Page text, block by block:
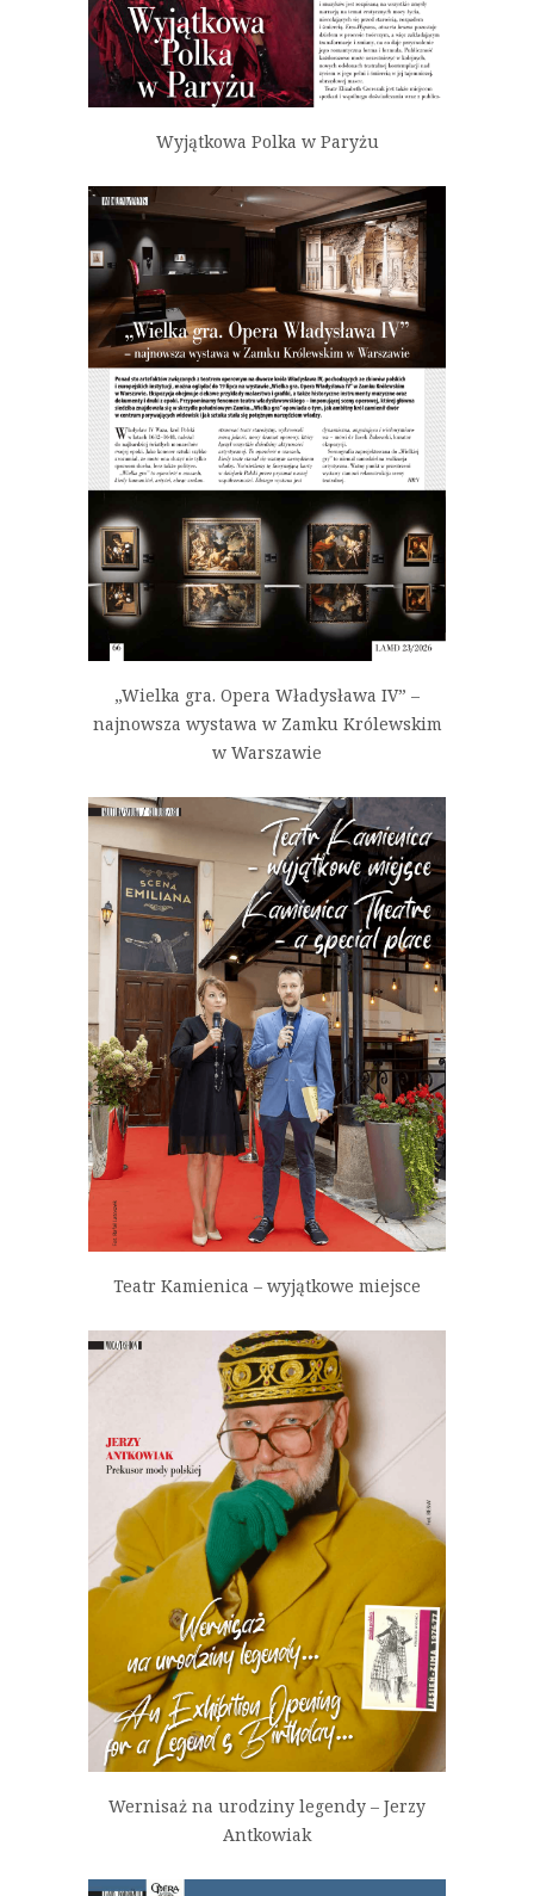
Wyjątkowa Polka w Paryżu
„Wielka gra. Opera Władysława IV” –
najnowsza wystawa w Zamku Królewskim
w Warszawie
Teatr Kamienica – wyjątkowe miejsce
Wernisaż na urodziny legendy – Jerzy
Antkowiak